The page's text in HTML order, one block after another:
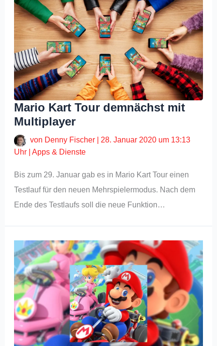
Mario Kart Tour demnächst mit
Multiplayer
von Denny Fischer
28. Januar 2020 um 13:13
Uhr |Apps & Dienste
Bis zum 29. Januar gab es in Mario Kart Tour einen
Testlauf für den neuen Mehrspielermodus. Nach dem
Ende des Testlaufs soll die neue Funktion…